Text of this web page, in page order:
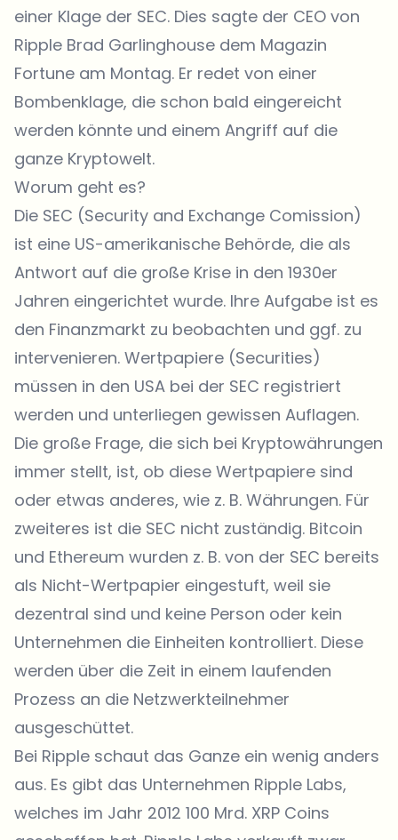
einer Klage der SEC. Dies sagte der CEO von
Ripple Brad Garlinghouse dem Magazin
Fortune am Montag. Er redet von einer
Bombenklage, die schon bald eingereicht
werden könnte und einem Angriff auf die
ganze Kryptowelt.
Worum geht es?
Die SEC (Security and Exchange Comission)
ist eine US-amerikanische Behörde, die als
Antwort auf die große Krise in den 1930er
Jahren eingerichtet wurde. Ihre Aufgabe ist es
den Finanzmarkt zu beobachten und ggf. zu
intervenieren. Wertpapiere (Securities)
müssen in den USA bei der SEC registriert
werden und unterliegen gewissen Auflagen.
Die große Frage, die sich bei Kryptowährungen
immer stellt, ist, ob diese Wertpapiere sind
oder etwas anderes, wie z. B. Währungen. Für
zweiteres ist die SEC nicht zuständig. Bitcoin
und Ethereum wurden z. B. von der SEC bereits
als Nicht-Wertpapier eingestuft, weil sie
dezentral sind und keine Person oder kein
Unternehmen die Einheiten kontrolliert. Diese
werden über die Zeit in einem laufenden
Prozess an die Netzwerkteilnehmer
ausgeschüttet.
Bei Ripple schaut das Ganze ein wenig anders
aus. Es gibt das Unternehmen Ripple Labs,
welches im Jahr 2012 100 Mrd. XRP Coins